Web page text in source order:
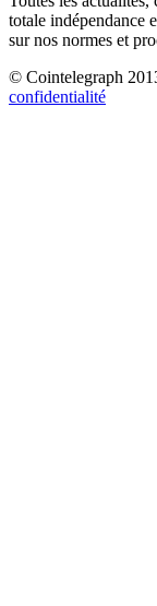
totale indépendance
sur nos normes et
© Cointelegraph
confidentialité